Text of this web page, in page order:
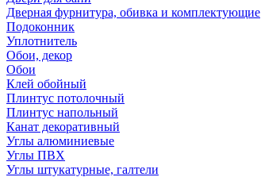
Дверная фурнитура, обивка и комплектующие
Подоконник
Уплотнитель
Обои, декор
Обои
Клей обойный
Плинтус потолочный
Плинтус напольный
Канат декоративный
Углы алюминиевые
Углы ПВХ
Углы штукатурные, галтели